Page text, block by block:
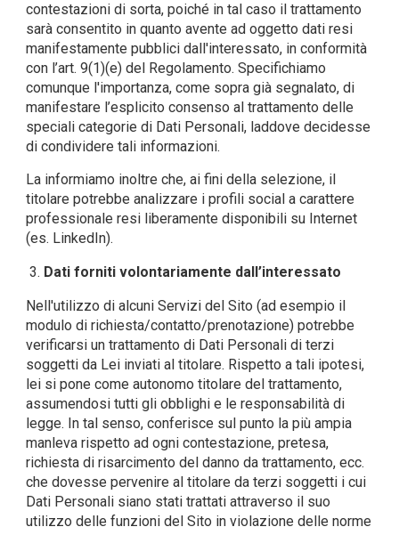
contestazioni di sorta, poiché in tal caso il trattamento
sarà consentito in quanto avente ad oggetto dati resi
manifestamente pubblici dall'interessato, in conformità
con l’art. 9(1)(e) del Regolamento. Specifichiamo
comunque l'importanza, come sopra già segnalato, di
manifestare l’esplicito consenso al trattamento delle
speciali categorie di Dati Personali, laddove decidesse
di condividere tali informazioni.
La informiamo inoltre che, ai fini della selezione, il
titolare potrebbe analizzare i profili social a carattere
professionale resi liberamente disponibili su Internet
(es. LinkedIn).
Dati forniti volontariamente dall’interessato
Nell'utilizzo di alcuni Servizi del Sito (ad esempio il
modulo di richiesta/contatto/prenotazione) potrebbe
verificarsi un trattamento di Dati Personali di terzi
soggetti da Lei inviati al titolare. Rispetto a tali ipotesi,
lei si pone come autonomo titolare del trattamento,
assumendosi tutti gli obblighi e le responsabilità di
legge. In tal senso, conferisce sul punto la più ampia
manleva rispetto ad ogni contestazione, pretesa,
richiesta di risarcimento del danno da trattamento, ecc.
che dovesse pervenire al titolare da terzi soggetti i cui
Dati Personali siano stati trattati attraverso il suo
utilizzo delle funzioni del Sito in violazione delle norme